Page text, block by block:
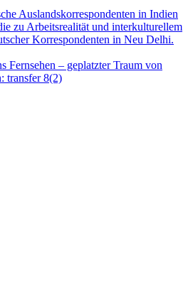
Auslandskorrespondenten in Indien
zu Arbeitsrealität und interkulturellem
Korrespondenten in Neu Delhi.
Fernsehen – geplatzter Traum von
transfer 8(2)